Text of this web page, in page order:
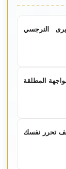
النرجسي
المطلقة
تحرر نفسك